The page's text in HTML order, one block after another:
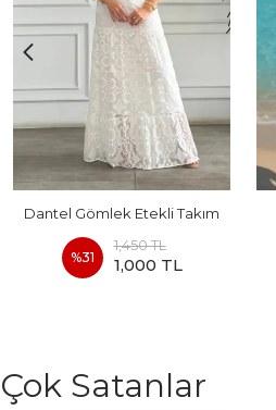
Dantel Gömlek Etekli Takım
%31
1,450 TL
1,000 TL
Çok Satanlar